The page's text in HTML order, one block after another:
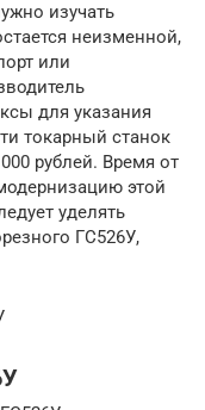
изучать
неизменной,
или
для указания
токарный станок
рублей. Время от
этой
уделять
ГС526У,